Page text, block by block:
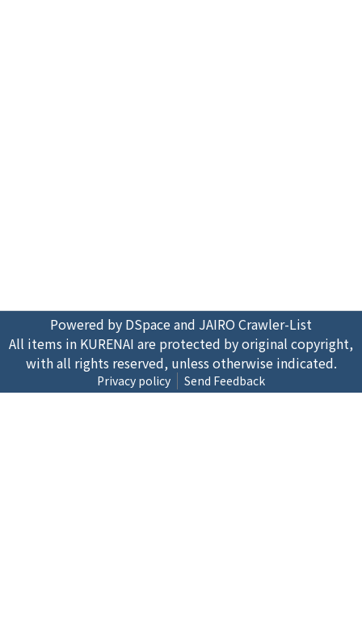
Powered by DSpace and JAIRO Crawler-List
All items in KURENAI are protected by original copyright,
with all rights reserved, unless otherwise indicated.
Privacy policy Send Feedback